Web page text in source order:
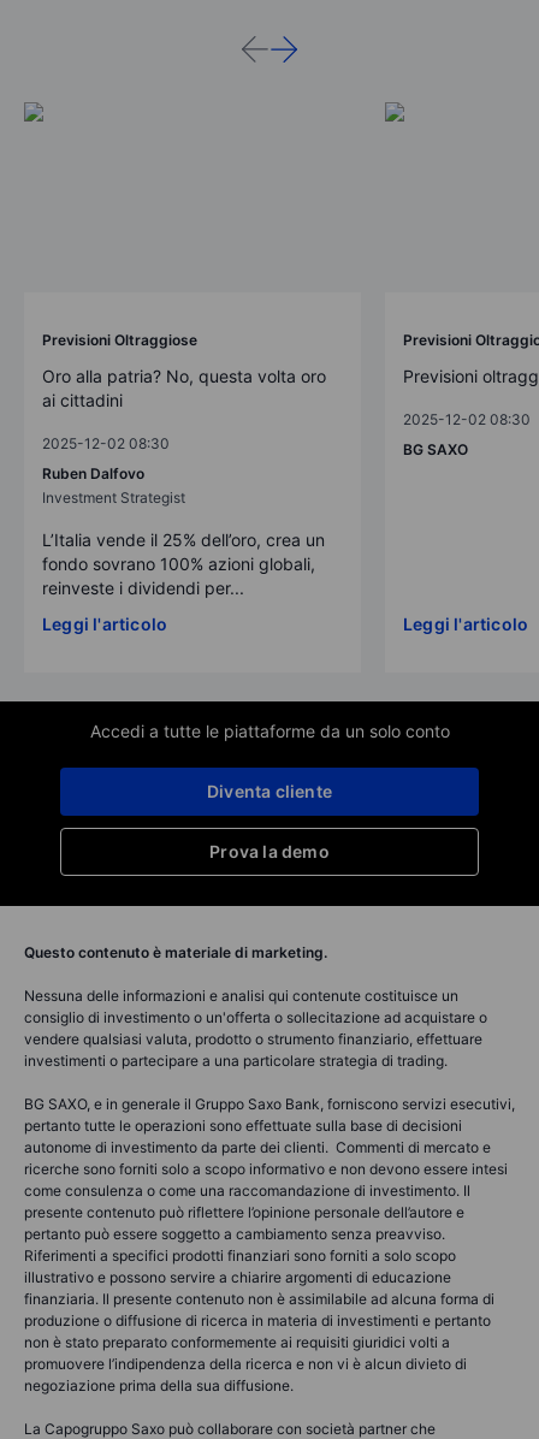
Previsioni Oltraggiose
Oro alla patria? No, questa volta oro
ai cittadini
2025-12-02 08:30
Ruben Dalfovo
Investment Strategist
L’Italia vende il 25% dell’oro, crea un
fondo sovrano 100% azioni globali,
reinveste i dividendi per...
Leggi l'articolo
Previsioni
Previsioni
2025-12-02 08:30
BG SAXO
Leggi l'articolo
Accedi a tutte le piattaforme da un solo conto
Prova la demo
Diventa cliente
Questo contenuto è materiale di marketing.
Nessuna delle informazioni e analisi qui contenute costituisce un
consiglio di investimento o un'offerta o sollecitazione ad acquistare o
vendere qualsiasi valuta, prodotto o strumento finanziario, effettuare
investimenti o partecipare a una particolare strategia di trading.
BG SAXO, e in generale il Gruppo Saxo Bank, forniscono servizi esecutivi,
pertanto tutte le operazioni sono effettuate sulla base di decisioni
autonome di investimento da parte dei clienti. Commenti di mercato e
ricerche sono forniti solo a scopo informativo e non devono essere intesi
come consulenza o come una raccomandazione di investimento. Il
presente contenuto può riflettere l’opinione personale dell’autore e
pertanto può essere soggetto a cambiamento senza preavviso.
Riferimenti a specifici prodotti finanziari sono forniti a solo scopo
illustrativo e possono servire a chiarire argomenti di educazione
finanziaria. Il presente contenuto non è assimilabile ad alcuna forma di
produzione o diffusione di ricerca in materia di investimenti e pertanto
non è stato preparato conformemente ai requisiti giuridici volti a
promuovere l’indipendenza della ricerca e non vi è alcun divieto di
negoziazione prima della sua diffusione.
La Capogruppo Saxo può collaborare con società partner che